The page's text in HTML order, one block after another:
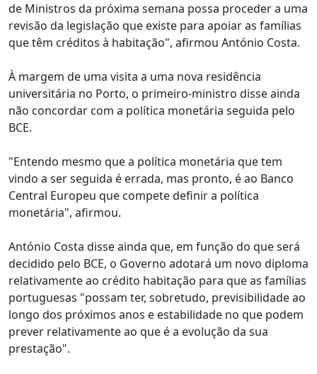
de Ministros da próxima semana possa proceder a uma
revisão da legislação que existe para apoiar as famílias
que têm créditos à habitação", afirmou António Costa.
À margem de uma visita a uma nova residência
universitária no Porto, o primeiro-ministro disse ainda
não concordar com a política monetária seguida pelo
BCE.
"Entendo mesmo que a política monetária que tem
vindo a ser seguida é errada, mas pronto, é ao Banco
Central Europeu que compete definir a política
monetária", afirmou.
António Costa disse ainda que, em função do que será
decidido pelo BCE, o Governo adotará um novo diploma
relativamente ao crédito habitação para que as famílias
portuguesas "possam ter, sobretudo, previsibilidade ao
longo dos próximos anos e estabilidade no que podem
prever relativamente ao que é a evolução da sua
prestação".